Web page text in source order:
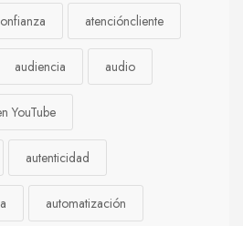
atencióncliente
audiencia audio
YouTube
autenticidad
automatización